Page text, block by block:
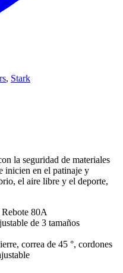
, Stark
la seguridad de materiales
inicien en el patinaje y
el aire libre y el deporte,
80A
de 3 tamaños
correa de 45 °, cordones